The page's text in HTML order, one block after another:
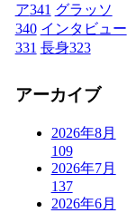
ア341 グラッソ
340 インタビュー
331 長身323
アーカイブ
2026年8月
109
2026年7月
137
2026年6月